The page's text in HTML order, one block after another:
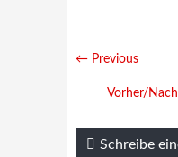
← Previous
Vorher/
Schreibe